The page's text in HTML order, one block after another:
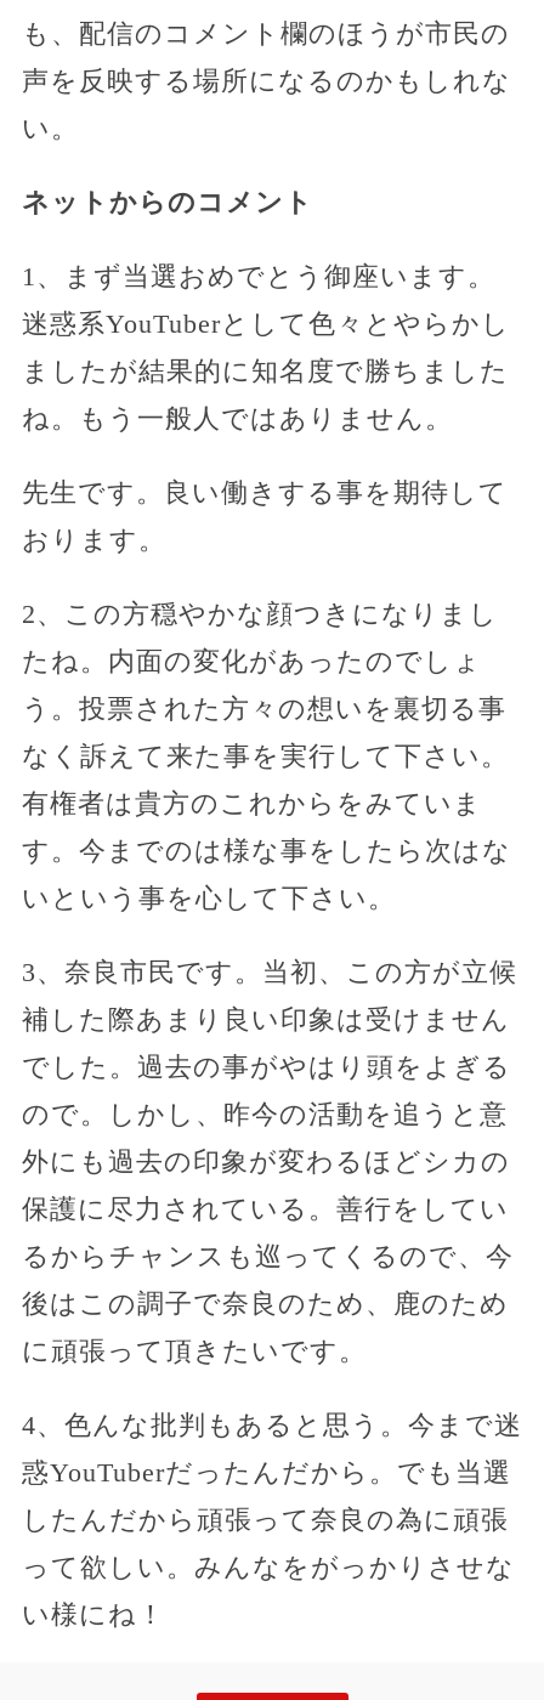
も、配信のコメント欄のほうが市民の
声を反映する場所になるのかもしれな
い。
ネットからのコメント
1、まず当選おめでとう御座います。
迷惑系YouTuberとして色々とやらかし
ましたが結果的に知名度で勝ちました
ね。もう一般人ではありません。
先生です。良い働きする事を期待して
おります。
2、この方穏やかな顔つきになりまし
たね。内面の変化があったのでしょ
う。投票された方々の想いを裏切る事
なく訴えて来た事を実行して下さい。
有権者は貴方のこれからをみていま
す。今までのは様な事をしたら次はな
いという事を心して下さい。
3、奈良市民です。当初、この方が立候
補した際あまり良い印象は受けません
でした。過去の事がやはり頭をよぎる
ので。しかし、昨今の活動を追うと意
外にも過去の印象が変わるほどシカの
保護に尽力されている。善行をしてい
るからチャンスも巡ってくるので、今
後はこの調子で奈良のため、鹿のため
に頑張って頂きたいです。
4、色んな批判もあると思う。今まで迷
惑YouTuberだったんだから。でも当選
したんだから頑張って奈良の為に頑張
って欲しい。みんなをがっかりさせな
い様にね！